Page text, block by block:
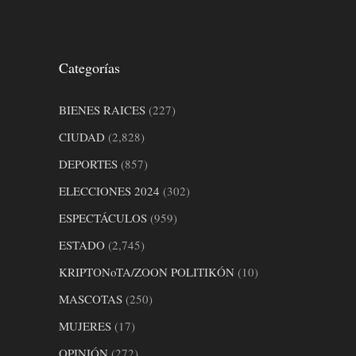
Categorías
BIENES RAICES(227)
CIUDAD(2,828)
DEPORTES(857)
ELECCIONES 2024 (302)
ESPECTÁCULOS(959)
ESTADO(2,745)
KRIPTONoTA/ZOON POLITIKÓN(10)
MASCOTAS(250)
MUJERES(17)
OPINIÓN(272)